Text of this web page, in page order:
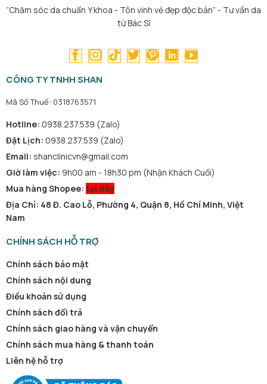
“Chăm sóc da chuẩn Y khoa - Tôn vinh vẻ đẹp độc bản” - Tư vấn da
từ Bác Sĩ
CÔNG TY TNHH SHAN
Mã Số Thuế: 0318763571
Hotline: 0938.237.539 (Zalo)
Đặt Lịch: 0938.237.539 (Zalo)
Email: shanclinicvn@gmail.com
Giờ làm việc: 9h00 am - 18h30 pm (Nhận Khách Cuối)
Mua hàng Shopee: tại đây
Địa Chỉ: 48 Đ. Cao Lỗ, Phường 4, Quận 8, Hồ Chí Minh, Việt
Nam
CHÍNH SÁCH HỖ TRỢ
Chính sách bảo mật
Chính sách nội dung
Điều khoản sử dụng
Chính sách đổi trả
Chính sách giao hàng và vận chuyển
Chính sách mua hàng & thanh toán
Liên hệ hỗ trợ